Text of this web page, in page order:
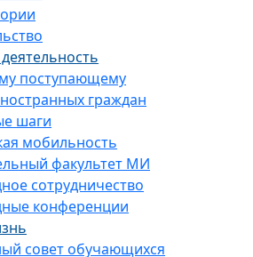
поступающему
граждан
шаги
мобильность
факультет МИ
сотрудничество
конференции
совет обучающихся